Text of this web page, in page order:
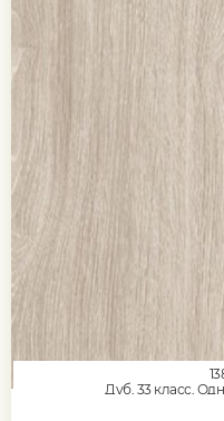
Дуб, 33 класс,